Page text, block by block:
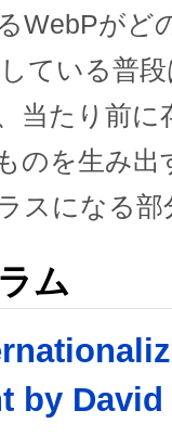
WebPがど
ている普
当たり前に
のを生み出
スになる
ム
by